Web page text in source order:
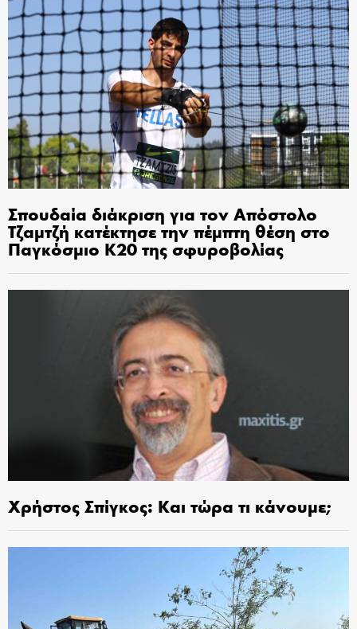
Σπουδαία διάκριση για τον Απόστολο
Τζαμτζή κατέκτησε την πέμπτη θέση στο
Παγκόσμιο Κ20 της σφυροβολίας
Χρήστος Σπίγκος: Και τώρα τι κάνουμε;